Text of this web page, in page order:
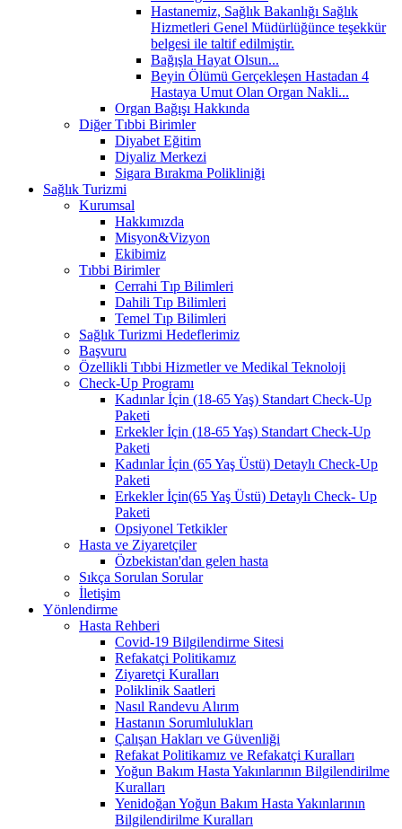
Hastanemiz, Sağlık Bakanlığı Sağlık
Hizmetleri Genel Müdürlüğünce teşekkür
belgesi ile taltif edilmiştir.
Bağışla Hayat Olsun...
Beyin Ölümü Gerçekleşen Hastadan 4
Hastaya Umut Olan Organ Nakli...
Organ Bağışı Hakkında
Diğer Tıbbi Birimler
Diyabet Eğitim
Diyaliz Merkezi
Sigara Bırakma Polikliniği
Sağlık Turizmi
Kurumsal
Hakkımızda
Misyon&Vizyon
Ekibimiz
Tıbbi Birimler
Cerrahi Tıp Bilimleri
Dahili Tıp Bilimleri
Temel Tıp Bilimleri
Sağlık Turizmi Hedeflerimiz
Başvuru
Özellikli Tıbbi Hizmetler ve Medikal Teknoloji
Check-Up Programı
Kadınlar İçin (18-65 Yaş) Standart Check-Up
Paketi
Erkekler İçin (18-65 Yaş) Standart Check-Up
Paketi
Kadınlar İçin (65 Yaş Üstü) Detaylı Check-Up
Paketi
Erkekler İçin(65 Yaş Üstü) Detaylı Check- Up
Paketi
Opsiyonel Tetkikler
Hasta ve Ziyaretçiler
Özbekistan'dan gelen hasta
Sıkça Sorulan Sorular
İletişim
Yönlendirme
Hasta Rehberi
Covid-19 Bilgilendirme Sitesi
Refakatçi Politikamız
Ziyaretçi Kuralları
Poliklinik Saatleri
Nasıl Randevu Alırım
Hastanın Sorumlulukları
Çalışan Hakları ve Güvenliği
Refakat Politikamız ve Refakatçi Kuralları
Yoğun Bakım Hasta Yakınlarının Bilgilendirilme
Kuralları
Yenidoğan Yoğun Bakım Hasta Yakınlarının
Bilgilendirilme Kuralları